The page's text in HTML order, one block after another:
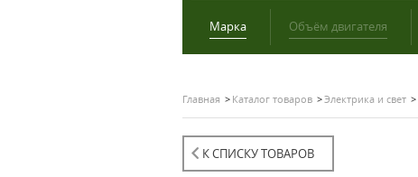
Марка Объём двигателя
Главная Каталог товаров Электрика и свет
К СПИСКУ ТОВАРОВ